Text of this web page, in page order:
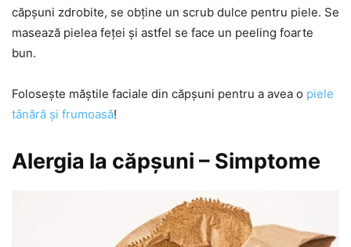
căpșuni zdrobite, se obține un scrub dulce pentru piele. Se
masează pielea feței și astfel se face un peeling foarte
bun.
Folosește măștile faciale din căpșuni pentru a avea o piele
tânără și frumoasă!
Alergia la căpșuni – Simptome